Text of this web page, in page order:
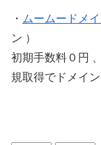
・ ムームードメ
ン ）
初期手数料０円
規取得でドメイ